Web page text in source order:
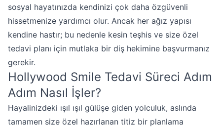
sosyal hayatınızda kendinizi çok daha özgüvenli
hissetmenize yardımcı olur. Ancak her ağız yapısı
kendine hastır; bu nedenle kesin teşhis ve size özel
tedavi planı için mutlaka bir diş hekimine başvurmanız
gerekir.
Hollywood Smile Tedavi Süreci Adım
Adım Nasıl İşler?
Hayalinizdeki ışıl ışıl gülüşe giden yolculuk, aslında
tamamen size özel hazırlanan titiz bir planlama